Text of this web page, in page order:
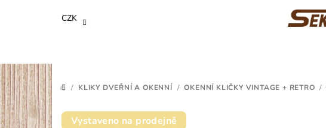
CZK
DOMŮ
/ KLIKY DVEŘNÍ A OKENNÍ / OKENNÍ KLIČKY VINTAGE + RETRO /
Vystaveno na prodejně